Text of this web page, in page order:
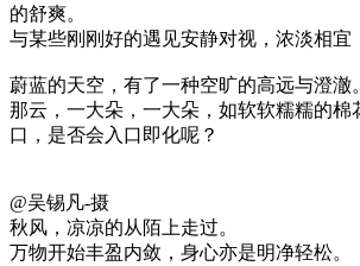
的舒爽。
与某些刚刚好的遇见安静对视，浓淡相宜
蔚蓝的天空，有了一种空旷的高远与澄澈。
那云，一大朵，一大朵，如软软糯糯的棉
口，是否会入口即化呢？
@吴锡凡-摄
秋风，凉凉的从陌上走过。
万物开始丰盈内敛，身心亦是明净轻松。